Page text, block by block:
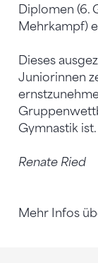
Diplomen (6.
Mehrkampf)
Dieses
Juniorinnen
Gymnastik ist.
Renate Ried
Mehr Infos